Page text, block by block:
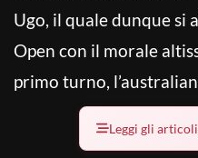
Ugo, il quale dunque si
Open con il morale
primo turno,
Leggi gli